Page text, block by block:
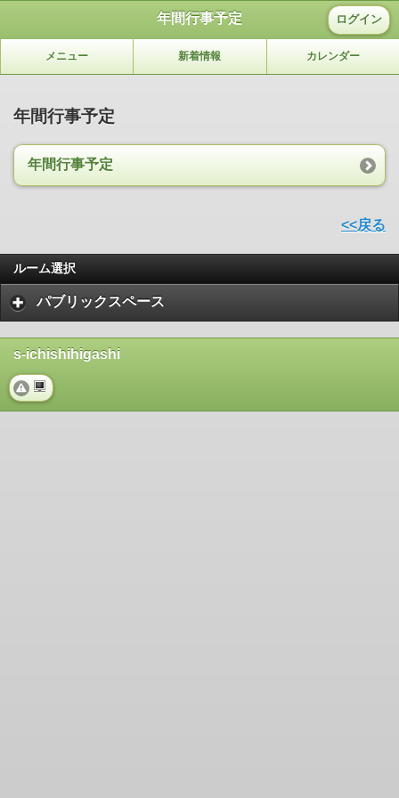
年間行事予定 ログイン
メニュー 新着情報 カレンダー
年間行事予定
年間行事予定
<<戻る
ルーム選択
パブリックスペース
s-ichishihigashi